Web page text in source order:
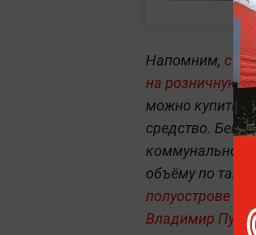
Напомним, с
на розничную
можно купить
средство.
коммунальному
объёму по
полуострове
Владимир